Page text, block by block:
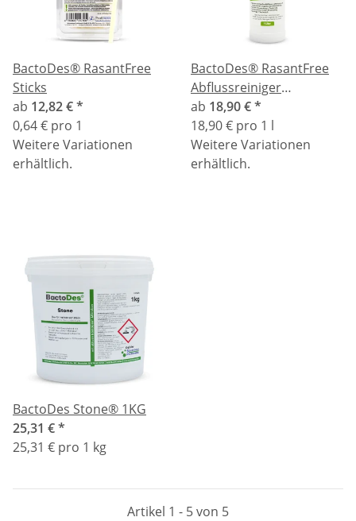
BactoDes® RasantFree
Sticks
ab 12,82 €*
0,64 € pro 1
Weitere Variationen
erhältlich.
BactoDes® RasantFree
Abflussreiniger
Flüssigkonzentrat
ab 18,90 €*
18,90 € pro 1 l
Weitere Variationen
erhältlich.
BactoDes Stone® 1KG
25,31 €*
25,31 € pro 1 kg
Artikel 1 - 5 von 5